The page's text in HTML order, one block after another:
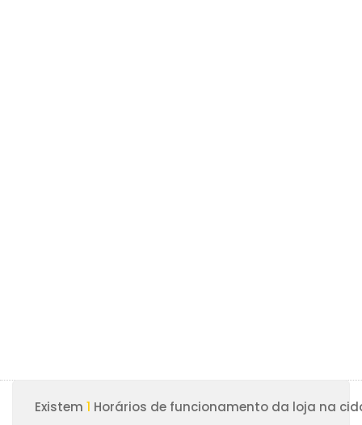
Existem 1 Horários de funcionamento da loja na